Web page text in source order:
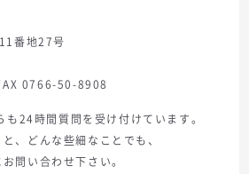
番地27号
0766-50-8908
24時間質問を受け付けています。
、どんな些細なことでも、
問い合わせ下さい。